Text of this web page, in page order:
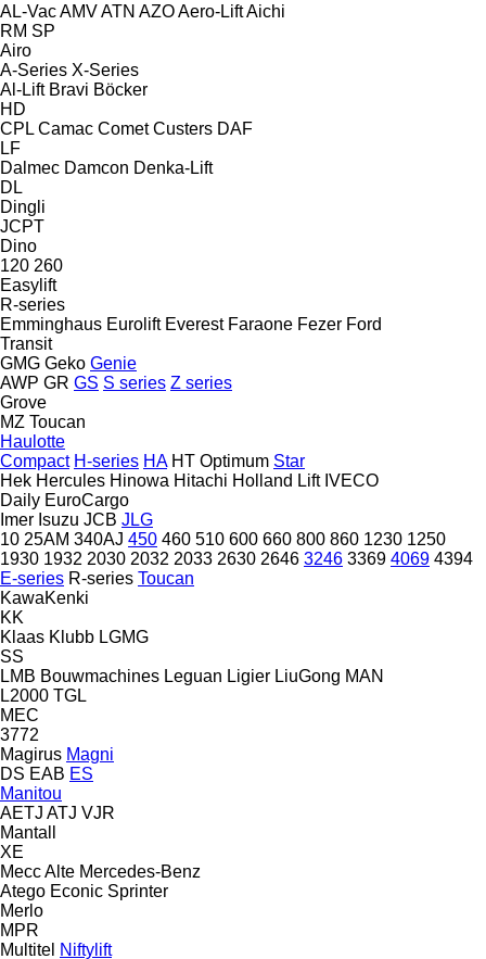
AL-VacAMVATN AZOAero-LiftAichi
RM SP
Airo
A-Series X-Series
Al-Lift Bravi Böcker
HD
CPL Camac Comet Custers DAF
LF
Dalmec Damcon Denka-Lift
DL
Dingli
JCPT
Dino
120 260
Easylift
R-series
Emminghaus Eurolift Everest Faraone Fezer Ford
Transit
GMG Geko Genie
AWP GR GS S series Z series
Grove
MZ Toucan
Haulotte
Compact H-series HA HT Optimum Star
Hek Hercules Hinowa Hitachi Holland Lift IVECO
Daily EuroCargo
Imer Isuzu JCB JLG
10 25AM 340AJ 450 460 510 600 660 800 860 1230 1250
1930 1932 2030 2032 2033 2630 2646 3246 3369 4069 4394
E-series R-series Toucan
KawaKenki
KK
Klaas Klubb LGMG
SS
LMB Bouwmachines Leguan Ligier LiuGong MAN
L2000 TGL
MEC
3772
Magirus Magni
DS EAB ES
Manitou
AETJ ATJ VJR
Mantall
XE
Mecc Alte Mercedes-Benz
Atego Econic Sprinter
Merlo
MPR
Multitel Niftylift